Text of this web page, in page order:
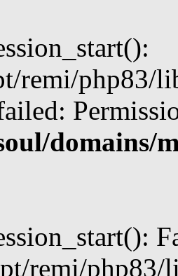
remi/php83/
domains/
remi/php83/